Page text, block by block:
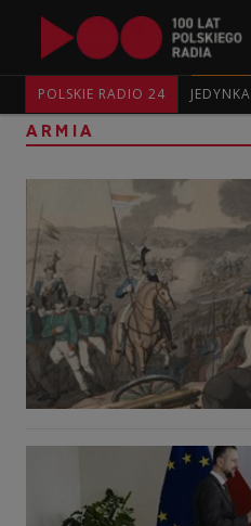
POLSKIE RADIO 24 JEDYNKA
ARMIA